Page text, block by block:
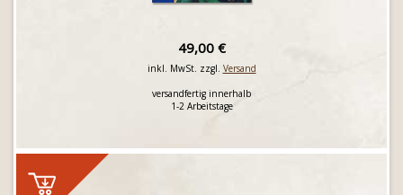
49,00 €
inkl. MwSt. zzgl. Versand
versandfertig innerhalb
1-2 Arbeitstage